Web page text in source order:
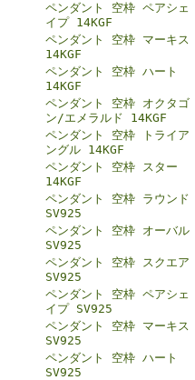
ペンダント 空枠 ペアシェ
イプ 14KGF
ペンダント 空枠 マーキス
14KGF
ペンダント 空枠 ハート
14KGF
ペンダント 空枠 オクタゴ
ン/エメラルド 14KGF
ペンダント 空枠 トライア
ングル 14KGF
ペンダント 空枠 スター
14KGF
ペンダント 空枠 ラウンド
SV925
ペンダント 空枠 オーバル
SV925
ペンダント 空枠 スクエア
SV925
ペンダント 空枠 ペアシェ
イプ SV925
ペンダント 空枠 マーキス
SV925
ペンダント 空枠 ハート
SV925